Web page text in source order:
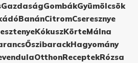
GazdaságGombákGyümölcsök
BanánCitromCseresznye
KókuszKörteMálna
ŐszibarackHagyomány
OtthonReceptekRózsa